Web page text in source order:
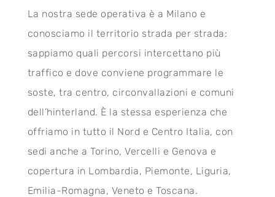
La nostra sede operativa è a Milano e
conosciamo il territorio strada per strada:
sappiamo quali percorsi intercettano più
traffico e dove conviene programmare le
soste, tra centro, circonvallazioni e comuni
dell’hinterland. È la stessa esperienza che
offriamo in tutto il Nord e Centro Italia, con
sedi anche a Torino, Vercelli e Genova e
copertura in Lombardia, Piemonte, Liguria,
Emilia-Romagna, Veneto e Toscana.